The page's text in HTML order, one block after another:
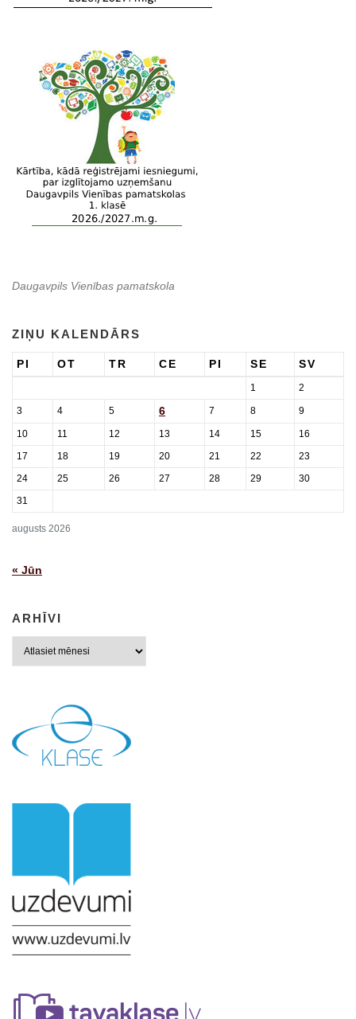
Daugavpils Vienības pamatskola
ZIŅU KALENDĀRS
augusts 2026
PI OT TR CE PI SE SV
1 2
3 4 5 6 7 8 9
10 11 12 13 14 15
16
17
18 19 20 21 22
23
24
25 26 27 28 29
30
31
« Jūn
ARHĪVI